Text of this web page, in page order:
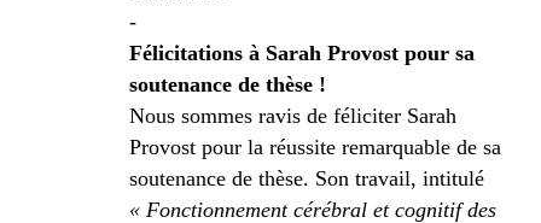
-
Félicitations à Sarah Provost pour sa
soutenance de thèse !
Nous sommes ravis de féliciter Sarah
Provost pour la réussite remarquable de sa
soutenance de thèse. Son travail, intitulé
« Fonctionnement cérébral et cognitif des